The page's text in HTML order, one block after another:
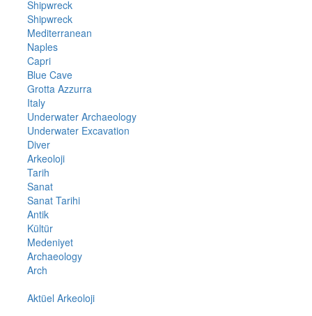
Shipwreck
Shipwreck
Mediterranean
Naples
Capri
Blue Cave
Grotta Azzurra
Italy
Underwater Archaeology
Underwater Excavation
Diver
Arkeoloji
Tarih
Sanat
Sanat Tarihi
Antik
Kültür
Medeniyet
Archaeology
Arch
Aktüel Arkeoloji